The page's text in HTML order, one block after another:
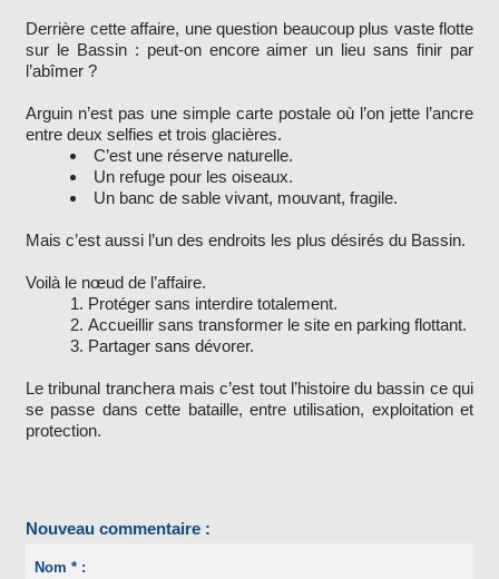
Derrière cette affaire, une question beaucoup plus vaste flotte
sur le Bassin : peut-on encore aimer un lieu sans finir par
l’abîmer ?
Arguin n’est pas une simple carte postale où l’on jette l’ancre
entre deux selfies et trois glacières.
C’est une réserve naturelle.
Un refuge pour les oiseaux.
Un banc de sable vivant, mouvant, fragile.
Mais c’est aussi l’un des endroits les plus désirés du Bassin.
Voilà le nœud de l’affaire.
Protéger sans interdire totalement.
Accueillir sans transformer le site en parking flottant.
Partager sans dévorer.
Le tribunal tranchera mais c’est tout l’histoire du bassin ce qui
se passe dans cette bataille, entre utilisation, exploitation et
protection.
Nouveau commentaire :
Nom * :